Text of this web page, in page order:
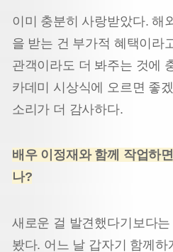
이미 충분히 사랑받았다. 해
을 받는 건 부가적 혜택이라
관객이라도 더 봐주는 것에
카데미 시상식에 오르면 좋
소리가 더 감사하다.
배우 이정재와 함께 작업하
나?
새로운 걸 발견했다기보다
봤다. 어느 날 갑자기 함께하